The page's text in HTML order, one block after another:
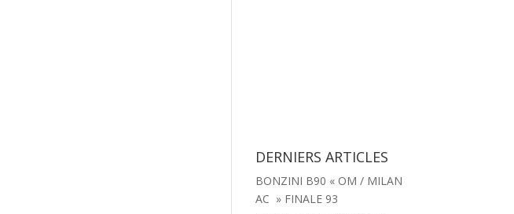
DERNIERS ARTICLES
BONZINI B90 « OM / MILAN
AC » FINALE 93